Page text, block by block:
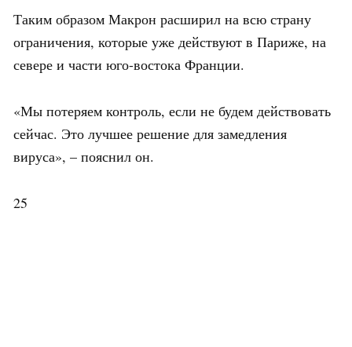
Таким образом Макрон расширил на всю страну
ограничения, которые уже действуют в Париже, на
севере и части юго-востока Франции.
«Мы потеряем контроль, если не будем действовать
сейчас. Это лучшее решение для замедления
вируса», – пояснил он.
25